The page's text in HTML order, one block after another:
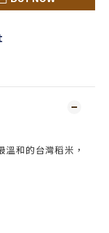
和的台灣稻米，